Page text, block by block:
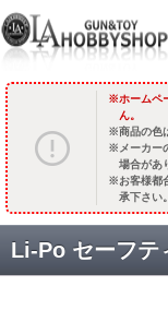
ホームペ
ん。
商品の色
メーカー
場合があ
お客様都
承下さい。